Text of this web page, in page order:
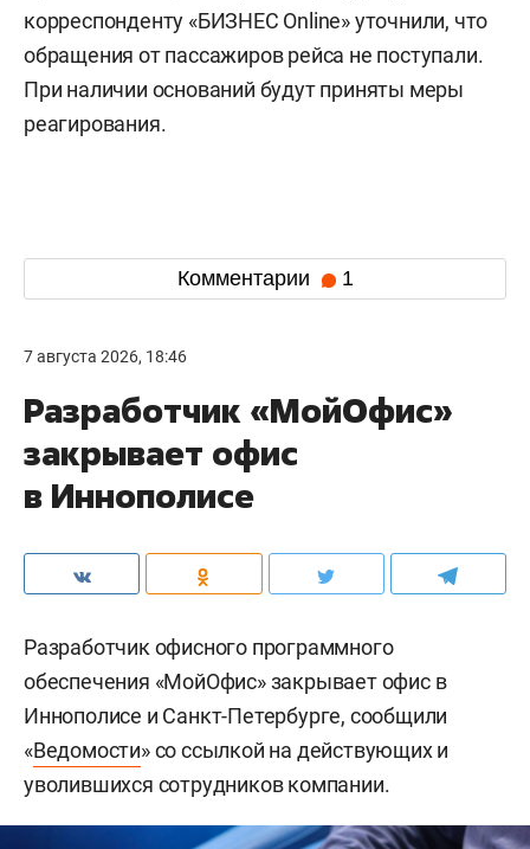
корреспонденту «БИЗНЕС Online» уточнили, что
обращения от пассажиров рейса не поступали.
При наличии оснований будут приняты меры
реагирования.
Комментарии 1
7 августа 2026, 18:46
Разработчик «МойОфис»
закрывает офис
в Иннополисе
Разработчик офисного программного
обеспечения «МойОфис» закрывает офис в
Иннополисе и Санкт-Петербурге, сообщили
«Ведомости» со ссылкой на действующих и
уволившихся сотрудников компании.